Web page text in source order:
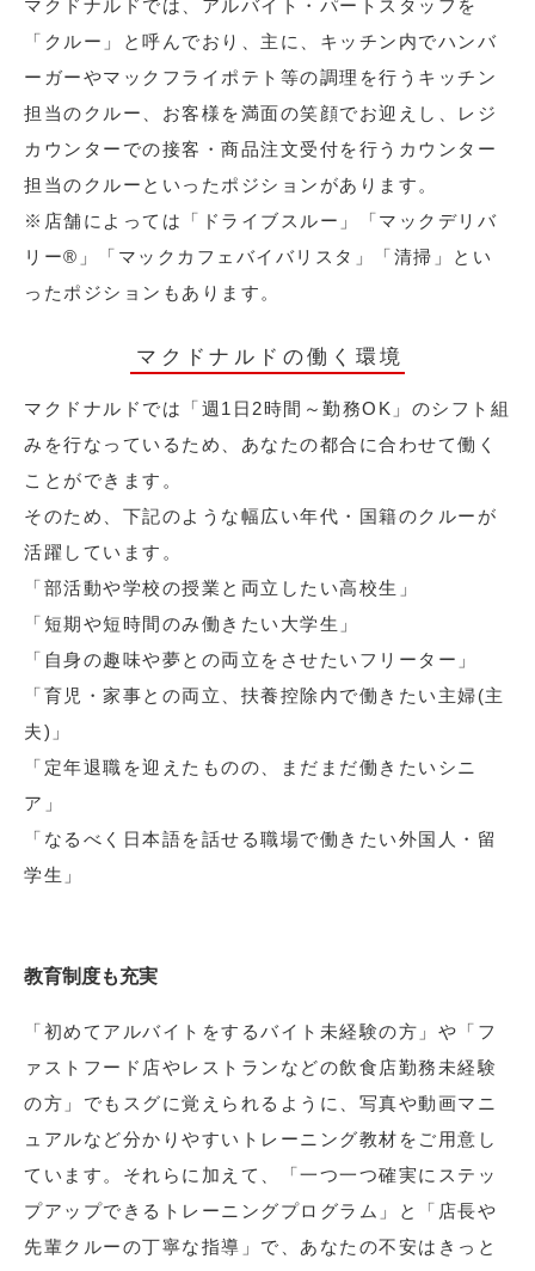
マクドナルドでは、アルバイト・パートスタッフを
「クルー」と呼んでおり、主に、キッチン内でハンバ
ーガーやマックフライポテト等の調理を行うキッチン
担当のクルー、お客様を満面の笑顔でお迎えし、レジ
カウンターでの接客・商品注文受付を行うカウンター
担当のクルーといったポジションがあります。
※店舗によっては「ドライブスルー」「マックデリバ
リー®︎」「マックカフェバイバリスタ」「清掃」とい
ったポジションもあります。
マクドナルドの働く環境
マクドナルドでは「週1日2時間～勤務OK」のシフト組
みを行なっているため、あなたの都合に合わせて働く
ことができます。
そのため、下記のような幅広い年代・国籍のクルーが
活躍しています。
「部活動や学校の授業と両立したい高校生」
「短期や短時間のみ働きたい大学生」
「自身の趣味や夢との両立をさせたいフリーター」
「育児・家事との両立、扶養控除内で働きたい主婦(主
夫)」
「定年退職を迎えたものの、まだまだ働きたいシニ
ア」
「なるべく日本語を話せる職場で働きたい外国人・留
学生」
教育制度も充実
「初めてアルバイトをするバイト未経験の方」や「フ
ァストフード店やレストランなどの飲食店勤務未経験
の方」でもスグに覚えられるように、写真や動画マニ
ュアルなど分かりやすいトレーニング教材をご用意し
ています。それらに加えて、「一つ一つ確実にステッ
プアップできるトレーニングプログラム」と「店長や
先輩クルーの丁寧な指導」で、あなたの不安はきっと